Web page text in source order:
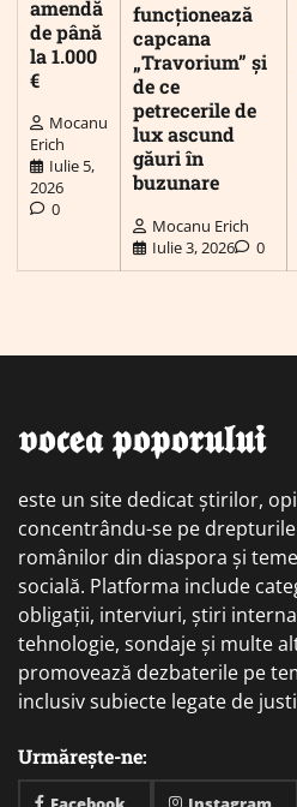
amendă
de până
la 1.000
€
Mocanu
Erich
Iulie 5,
2026
0
funcționează
capcana
„Travorium” și
de ce
petrecerile de
lux ascund
găuri în
buzunare
Mocanu Erich
Iulie 3, 2026
0
𝖛𝖔𝖈𝖊𝖆 𝖕𝖔𝖕𝖔𝖗𝖚𝖑𝖚𝖎
este un site dedicat știrilor,
concentrându-se pe
românilor din diaspora și
socială. Platforma include
obligații, interviuri, știri
tehnologie, sondaje și multe
promovează dezbaterile pe
inclusiv subiecte legate de
Urmărește-ne: